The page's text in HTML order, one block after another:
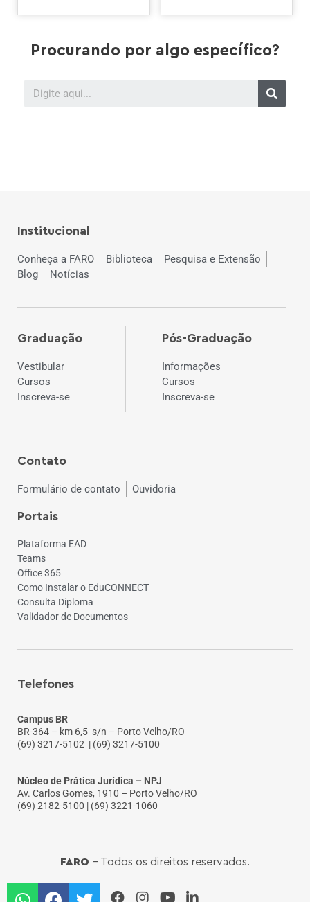
Procurando por algo específico?
Institucional
Conheça a FARO Biblioteca
Pesquisa e Extensão
Blog
Notícias
Graduação
Vestibular
Cursos
Inscreva-se
Pós-Graduação
Informações
Cursos
Inscreva-se
Contato
Formulário de contato Ouvidoria
Portais
Plataforma EAD
Teams
Office 365
Como Instalar o EduCONNECT
Consulta Diploma
Validador de Documentos
Telefones
Campus BR
BR-364 – km 6,5 s/n – Porto Velho/RO
(69) 3217-5102 | (69) 3217-5100
Núcleo de Prática Jurídica – NPJ
Av. Carlos Gomes, 1910 – Porto Velho/RO
(69) 2182-5100 | (69) 3221-1060
FARO - Todos os direitos reservados.